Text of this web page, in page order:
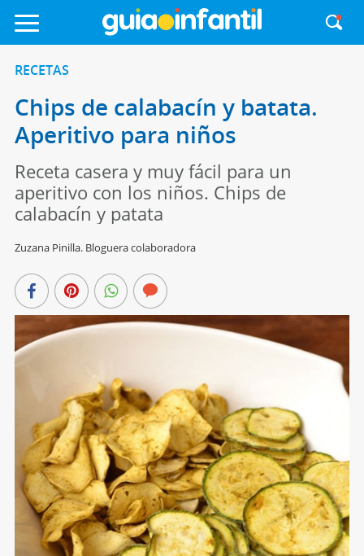
RECETAS
Chips de calabacín y batata.
Aperitivo para niños
Receta casera y muy fácil para un
aperitivo con los niños. Chips de
calabacín y patata
Zuzana Pinilla. Bloguera colaboradora